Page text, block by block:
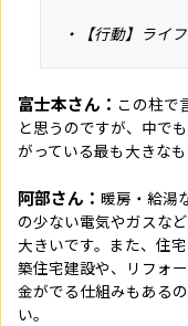
・【行動】ライ
富士本さん： この柱で
と思うのですが、中で
がっている最も大きな
阿部さん： 暖房・給湯
の少ない電気やガスな
大きいです。また、住
築住宅建設や、リフォ
金がでる仕組みもある
い。